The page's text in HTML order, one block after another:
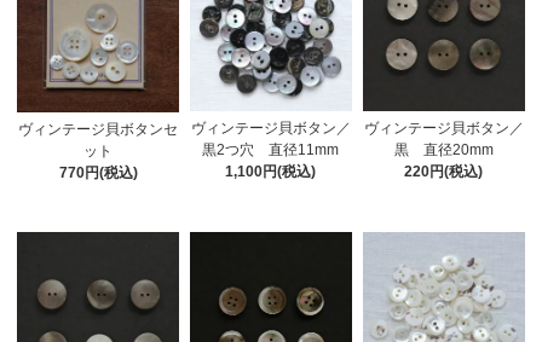
ヴィンテージ貝ボタンセ
ット
770円(税込)
ヴィンテージ貝ボタン／
黒2つ穴 直径11mm
1,100円(税込)
ヴィンテージ貝ボタン／
黒 直径20mm
220円(税込)